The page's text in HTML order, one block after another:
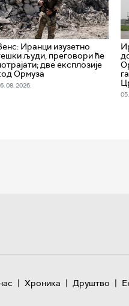
Иранци изузетно
људи, преговори ће
две експлозије
Ормуза
08. 2026.
| Хроника | Друштво |